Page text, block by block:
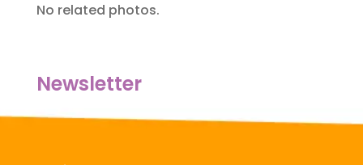
No related photos.
Newsletter